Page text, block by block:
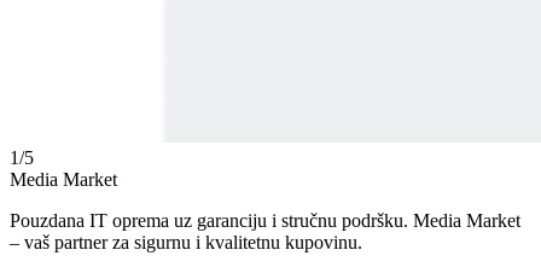
1/5
Media Market
Pouzdana IT oprema uz garanciju i stručnu podršku. Media Market
– vaš partner za sigurnu i kvalitetnu kupovinu.